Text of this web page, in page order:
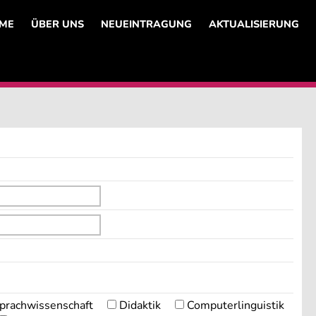
ÜBER UNS NEUEINTRAGUNG AKTUALISIERUNG
Didaktik
Computerlinguistik